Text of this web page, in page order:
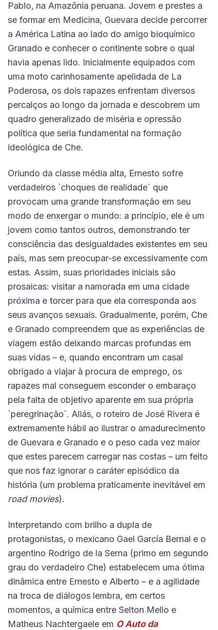
Pablo, na Amazônia peruana. Jovem e prestes a
se formar em Medicina, Guevara decide percorrer
a América Latina ao lado do amigo bioquímico
Granado e conhecer o continente sobre o qual
havia apenas lido. Inicialmente equipados com
uma moto carinhosamente apelidada de La
Poderosa, os dois rapazes enfrentam diversos
percalços ao longo da jornada e descobrem um
quadro generalizado de miséria e opressão
política que seria fundamental na formação
ideológica de Che.
Oriundo da classe média alta, Ernesto sofre
verdadeiros `choques de realidade` que
provocam uma grande transformação em seu
modo de enxergar o mundo: a princípio, ele é um
jovem como tantos outros, demonstrando ter
consciência das desigualdades existentes em seu
país, mas sem preocupar-se excessivamente com
estas. Assim, suas prioridades iniciais são
prosaicas: visitar a namorada em uma cidade
próxima e torcer para que ela corresponda aos
seus avanços sexuais. Gradualmente, porém, Che
e Granado compreendem que as experiências de
viagem estão deixando marcas profundas em
suas vidas – e, quando encontram um casal
obrigado a viajar à procura de emprego, os
rapazes mal conseguem esconder o embaraço
pela falta de objetivo aparente em sua própria
`peregrinação`. Aliás, o roteiro de José Rivera é
extremamente hábil ao ilustrar o amadurecimento
de Guevara e Granado e o peso cada vez maior
que estes parecem carregar nas costas – um feito
que nos faz ignorar o caráter episódico da
história (um problema praticamente inevitável em
road movies).
Interpretando com brilho a dupla de
protagonistas, o mexicano Gael García Bernal e o
argentino Rodrigo de la Serna (primo em segundo
grau do verdadeiro Che) estabelecem uma ótima
dinâmica entre Ernesto e Alberto – e a agilidade
na troca de diálogos lembra, em certos
momentos, a química entre Selton Mello e
Matheus Nachtergaele em O Auto da